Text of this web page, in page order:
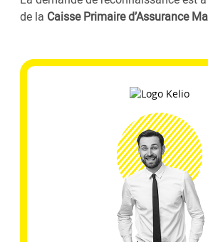
de la Caisse Primaire d’Assurance